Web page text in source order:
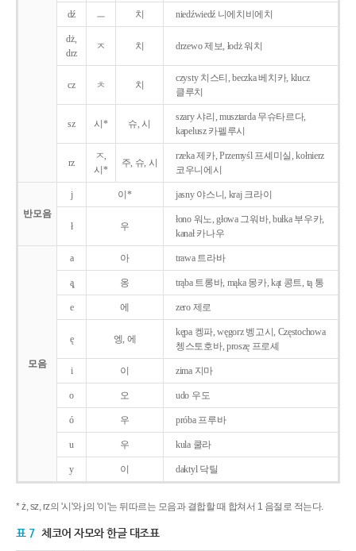
dź ㅡ 치 niedźwiedź 니에치비에치
dż,
drz
ㅈ 치 drzewo 제보, łodż 워치
cz ㅊ 치
czysty 치스티, beczka 베치카, klucz
클루치
sz 시* 슈, 시
szary 샤리, musztarda 무슈타르다,
kapelusz 카펠루시
rz
ㅈ,
시*
주, 슈, 시
rzeka 제카, Przemyśl 프셰미실, kołnierz
코우니에시
반모음
j 이* jasny 야스니, kraj 크라이
ł 우
łono 워노, głowa 그워바, bułka 부우카,
kanał 카나우
모음
a 아 trawa 트라바
ą̨ 옹 trąba 트롱바, mąka 몽카, kąt 콩트, tą 통
e 에 zero 제로
ę 엥, 에
kępa 켕파, węgorz 벵고시, Częstochowa
쳉스토호바, proszę 프로셰
i 이 zima 지마
o 오 udo 우도
ó 우 próba 프루바
u 우 kula 쿨라
y 이 daktyl 닥틸
* ż, sz, rz의 '시'와 j의 '이'는 뒤따르는 모음과 결합할 때 합쳐서 1 음절로 적는다.
표 7 체코어 자모와 한글 대조표